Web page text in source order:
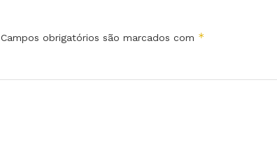
Campos obrigatórios são marcados com *